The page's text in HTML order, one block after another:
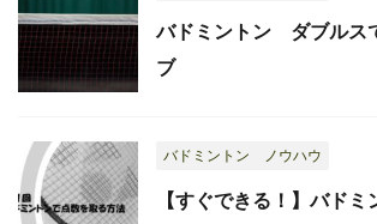
バドミントン ダブルス
ブ
バドミントン ノウハウ
【すぐできる！】バド